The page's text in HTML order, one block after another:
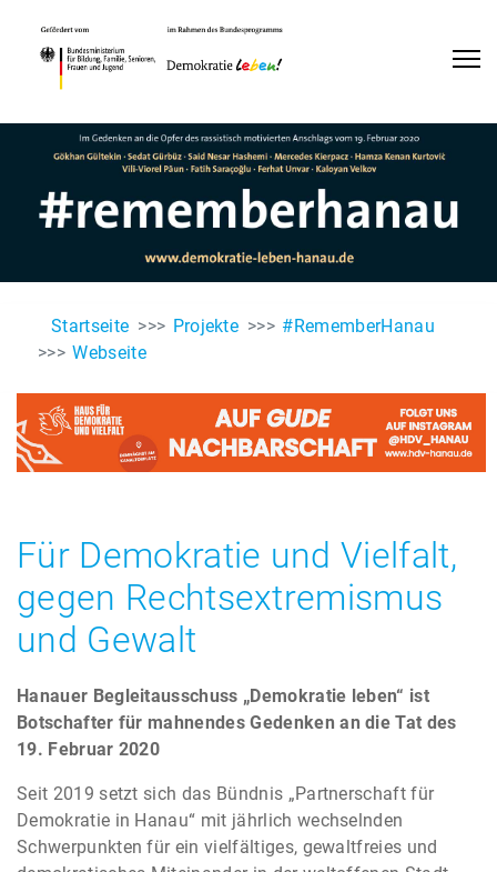
Startseite Projekte
#RememberHanau
Webseite
Für Demokratie und Vielfalt,
gegen Rechtsextremismus
und Gewalt
Hanauer Begleitausschuss „Demokratie leben“ ist
Botschafter für mahnendes Gedenken an die Tat des
19. Februar 2020
Seit 2019 setzt sich das Bündnis „Partnerschaft für
Demokratie in Hanau“ mit jährlich wechselnden
Schwerpunkten für ein vielfältiges, gewaltfreies und